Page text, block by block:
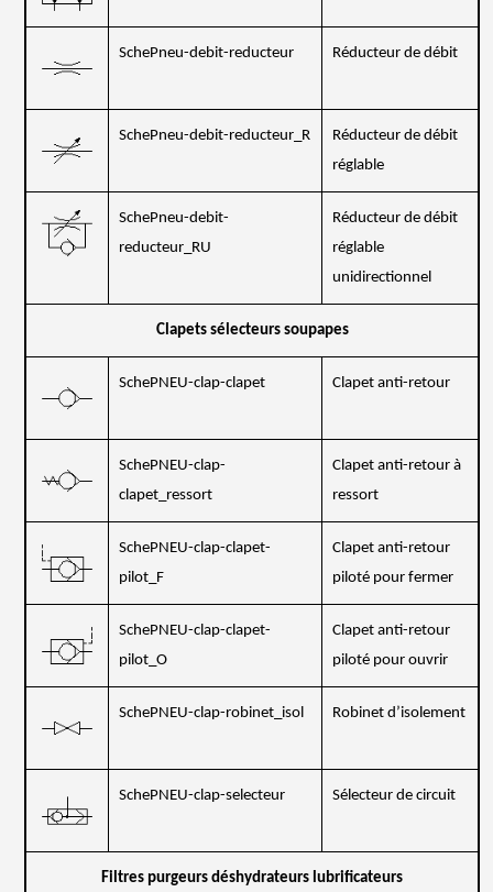
SchePneu-debit-reducteur Réducteur de débit
SchePneu-debit-reducteur_R
Réducteur de débit
réglable
SchePneu-debit-
reducteur_RU
Réducteur de débit
réglable
unidirectionnel
Clapets sélecteurs soupapes
SchePNEU-clap-clapet Clapet anti-retour
SchePNEU-clap-
clapet_ressort
Clapet anti-retour à
ressort
SchePNEU-clap-clapet-
pilot_F
Clapet anti-retour
piloté pour fermer
SchePNEU-clap-clapet-
pilot_O
Clapet anti-retour
piloté pour ouvrir
SchePNEU-clap-robinet_isol Robinet d’isolement
SchePNEU-clap-selecteur Sélecteur de circuit
Filtres purgeurs déshydrateurs lubrificateurs